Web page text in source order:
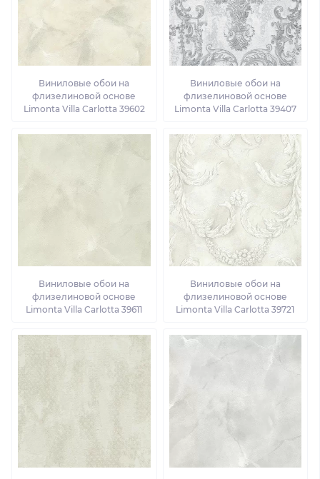
Виниловые обои на
флизелиновой основе
Limonta Villa Carlotta 39602
Виниловые обои на
флизелиновой основе
Limonta Villa Carlotta 39407
Виниловые обои на
флизелиновой основе
Limonta Villa Carlotta 39611
Виниловые обои на
флизелиновой основе
Limonta Villa Carlotta 39721